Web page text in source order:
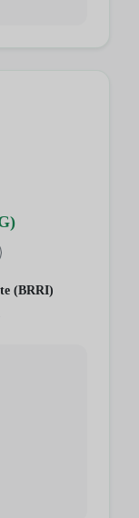
(BRRI)